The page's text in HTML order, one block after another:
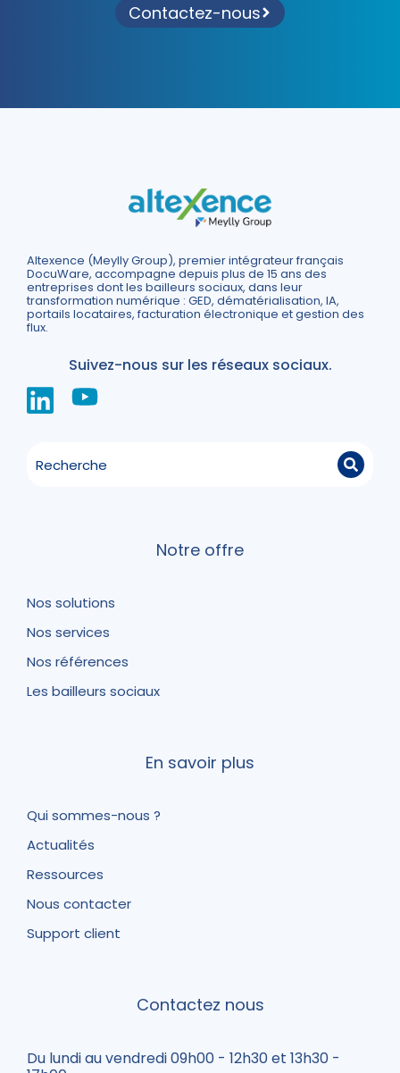
Contactez-nous
Altexence (Meylly Group), premier intégrateur français
DocuWare, accompagne depuis plus de 15 ans des
entreprises dont les bailleurs sociaux, dans leur
transformation numérique : GED, dématérialisation, IA,
portails locataires, facturation électronique et gestion des
flux.
Suivez-nous sur les réseaux sociaux.
Notre offre
Nos solutions
Nos services
Nos références
Les bailleurs sociaux
En savoir plus
Qui sommes-nous ?
Actualités
Ressources
Nous contacter
Support client
Contactez nous
Du lundi au vendredi 09h00 - 12h30 et 13h30 -